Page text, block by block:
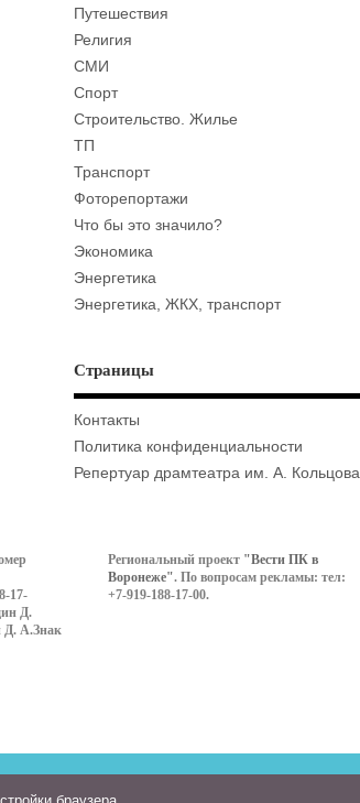
Путешествия
Религия
СМИ
Спорт
Строительство. Жилье
ТП
Транспорт
Фоторепортажи
Что бы это значило?
Экономика
Энергетика
Энергетика, ЖКХ, транспорт
Страницы
Контакты
Политика конфиденциальности
Репертуар драмтеатра им. А. Кольцова
17-
Д.
Д. А.Знак
Региональный проект "Вести ПК в
Воронеже". По вопросам рекламы: тел:
+7-919-188-17-00.